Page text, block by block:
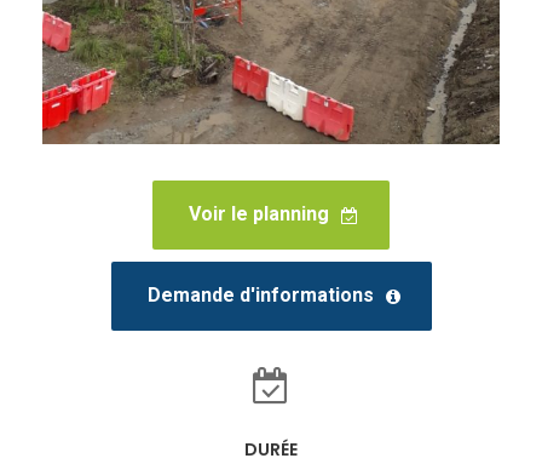
Voir le planning
Demande d'informations
DURÉE